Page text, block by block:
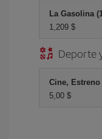
La Gasolina
1,209 $
Deporte
Cine,
5,00 $